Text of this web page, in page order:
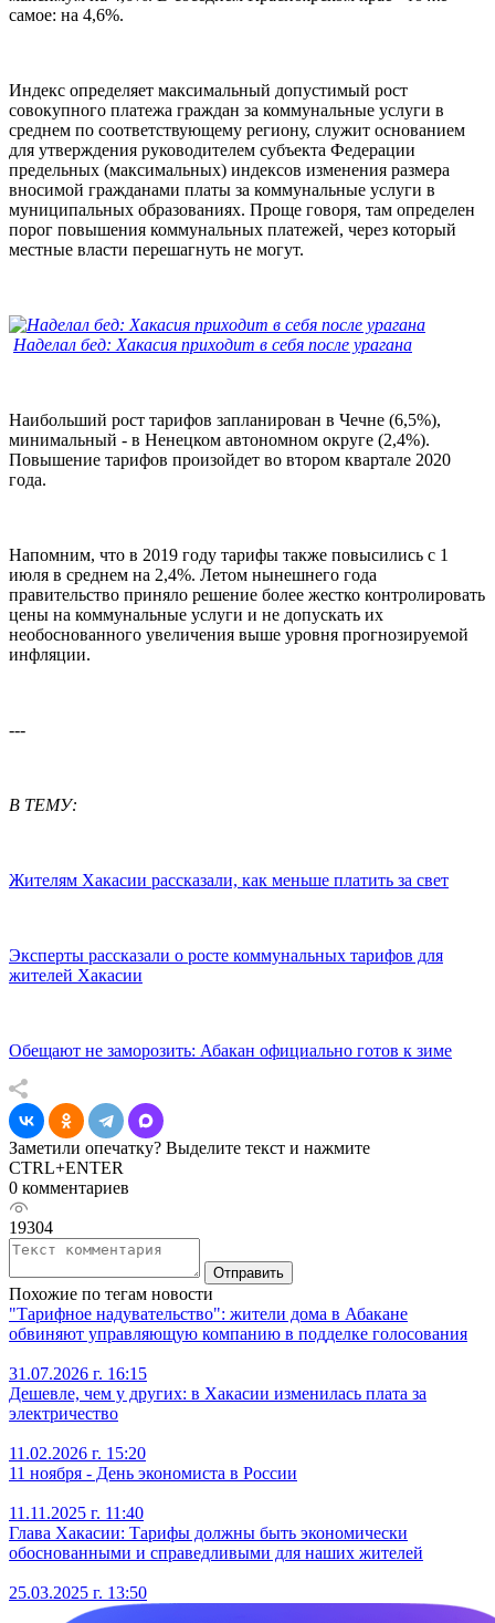
самое: на 4,6%.
Индекс определяет максимальный допустимый рост
совокупного платежа граждан за коммунальные услуги в
среднем по соответствующему региону, служит основанием
для утверждения руководителем субъекта Федерации
предельных (максимальных) индексов изменения размера
вносимой гражданами платы за коммунальные услуги в
муниципальных образованиях. Проще говоря, там определен
порог повышения коммунальных платежей, через который
местные власти перешагнуть не могут.
Наделал бед: Хакасия приходит в себя после урагана
Наибольший рост тарифов запланирован в Чечне (6,5%),
минимальный - в Ненецком автономном округе (2,4%).
Повышение тарифов произойдет во втором квартале 2020
года.
Напомним, что в 2019 году тарифы также повысились с 1
июля в среднем на 2,4%. Летом нынешнего года
правительство приняло решение более жестко контролировать
цены на коммунальные услуги и не допускать их
необоснованного увеличения выше уровня прогнозируемой
инфляции.
---
В ТЕМУ:
Жителям Хакасии рассказали, как меньше платить за свет
Эксперты рассказали о росте коммунальных тарифов для
жителей Хакасии
Обещают не заморозить: Абакан официально готов к зиме
Заметили опечатку? Выделите текст и нажмите
CTRL+ENTER
0 комментариев
19304
Отправить
Похожие по тегам новости
"Тарифное надувательство": жители дома в Абакане
обвиняют управляющую компанию в подделке голосования
31.07.2026 г. 16:15
Дешевле, чем у других: в Хакасии изменилась плата за
электричество
11.02.2026 г. 15:20
11 ноября - День экономиста в России
11.11.2025 г. 11:40
Глава Хакасии: Тарифы должны быть экономически
обоснованными и справедливыми для наших жителей
25.03.2025 г. 13:50